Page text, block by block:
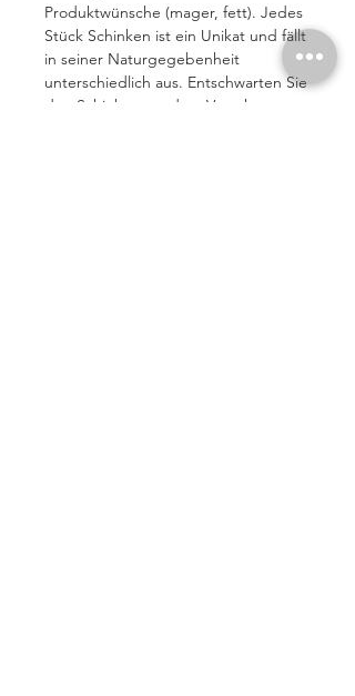
Produktwünsche (mager, fett). Jedes
Stück Schinken ist ein Unikat und fällt
in seiner Naturgegebenheit
unterschiedlich aus. Entschwarten Sie
den Schinken vor dem Verzehr.